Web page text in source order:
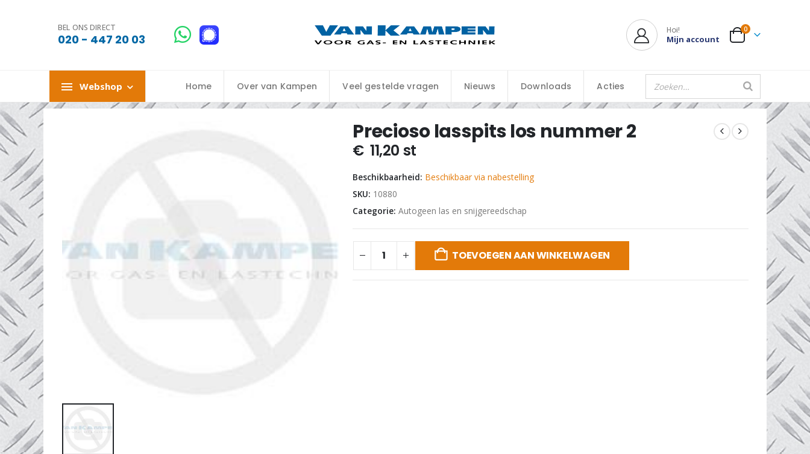
BEL ONS DIRECT
020 - 447 20 03
Hoi!
Mijn account
0
Webshop Home Over van Kampen Veel gestelde vragen Nieuws Downloads Acties
Precioso lasspits los nummer 2
€ 11,20 st
Beschikbaarheid: Beschikbaar via nabestelling
SKU: 10880
Categorie:Autogeen las en snijgereedschap
TOEVOEGEN AAN WINKELWAGEN